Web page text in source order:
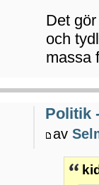
Det
och
massa
Politik
av